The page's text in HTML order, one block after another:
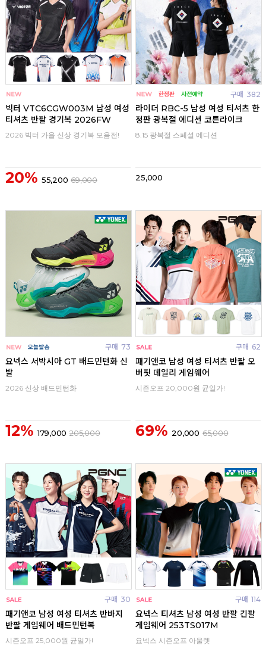
빅터 VTC6CGW003M 남성 여성
티셔츠 반팔 경기복 2026FW
2026 빅터 가을 신상 경기복 모음전!
20% 55,200 69,000
구매 382
라이더 RBC-5 남성 여성 티셔츠 한
정판 광복절 에디션 코튼라이크
8.15 광복절 스페셜 에디션
25,000
구매 73
요넥스 서박시아 GT 배드민턴화 신
발
2026 신상 배드민턴화
12% 179,000 205,000
구매 62
패기앤코 남성 여성 티셔츠 반팔 오
버핏 데일리 게임웨어
시즌오프 20,000원 균일가!
69% 20,000 65,000
구매 30
패기앤코 남성 여성 티셔츠 반바지
반팔 게임웨어 배드민턴복
시즌오프 25,000원 균일가!
구매 114
요넥스 티셔츠 남성 여성 반팔 긴팔
게임웨어 253TS017M
요넥스 시즌오프 아울렛